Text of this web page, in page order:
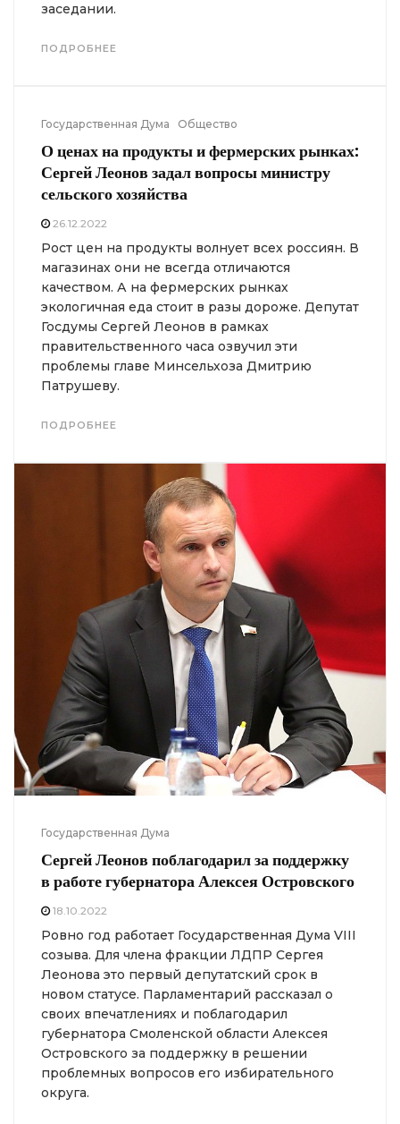
заседании.
ПОДРОБНЕЕ
Государственная Дума Общество
О ценах на продукты и фермерских рынках:
Сергей Леонов задал вопросы министру
сельского хозяйства
26.12.2022
Рост цен на продукты волнует всех россиян. В
магазинах они не всегда отличаются
качеством. А на фермерских рынках
экологичная еда стоит в разы дороже. Депутат
Госдумы Сергей Леонов в рамках
правительственного часа озвучил эти
проблемы главе Минсельхоза Дмитрию
Патрушеву.
ПОДРОБНЕЕ
Государственная Дума
Сергей Леонов поблагодарил за поддержку
в работе губернатора Алексея Островского
18.10.2022
Ровно год работает Государственная Дума VIII
созыва. Для члена фракции ЛДПР Сергея
Леонова это первый депутатский срок в
новом статусе. Парламентарий рассказал о
своих впечатлениях и поблагодарил
губернатора Смоленской области Алексея
Островского за поддержку в решении
проблемных вопросов его избирательного
округа.